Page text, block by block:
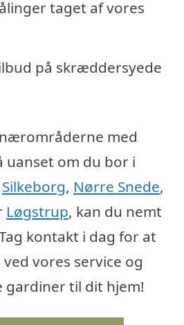
taget af vores
på skræddersyede
med
uanset om du bor i
Silkeborg, Nørre Snede,
Løgstrup, kan du nemt
kontakt i dag for at
vores service og
gardiner til dit hjem!